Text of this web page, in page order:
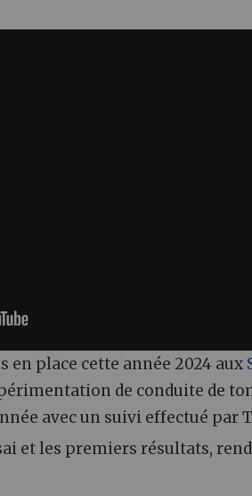
en place cette année 2024 aux
de conduite de
avec un suivi effectué par
et les premiers résultats,